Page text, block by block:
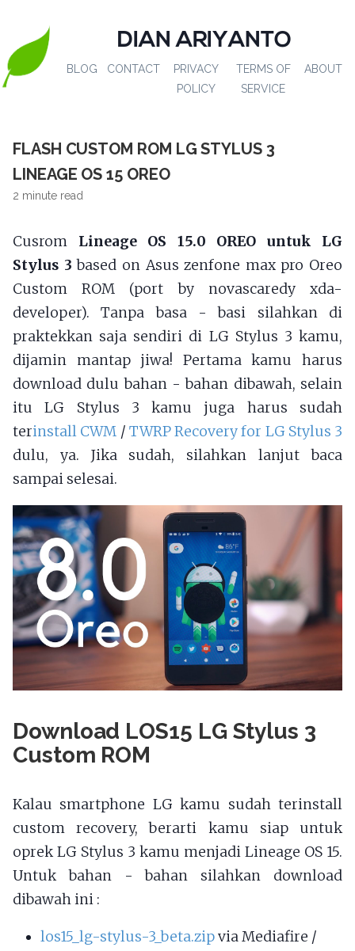
DIAN ARIYANTO
BLOG CONTACT
PRIVACY
POLICY
TERMS OF
SERVICE
ABOUT
FLASH CUSTOM ROM LG STYLUS 3
LINEAGE OS 15 OREO
2 minute read
Cusrom Lineage OS 15.0 OREO untuk LG
Stylus 3 based on Asus zenfone max pro Oreo
Custom ROM (port by novascaredy xda-
developer). Tanpa basa - basi silahkan di
praktekkan saja sendiri di LG Stylus 3 kamu,
dijamin mantap jiwa! Pertama kamu harus
download dulu bahan - bahan dibawah, selain
itu LG Stylus 3 kamu juga harus sudah
terinstall CWM / TWRP Recovery for LG Stylus 3
dulu, ya. Jika sudah, silahkan lanjut baca
sampai selesai.
Download LOS15 LG Stylus 3
Custom ROM
Kalau smartphone LG kamu sudah terinstall
custom recovery, berarti kamu siap untuk
oprek LG Stylus 3 kamu menjadi Lineage OS 15.
Untuk bahan - bahan silahkan download
dibawah ini :
los15_lg-stylus-3_beta.zipvia Mediafire /